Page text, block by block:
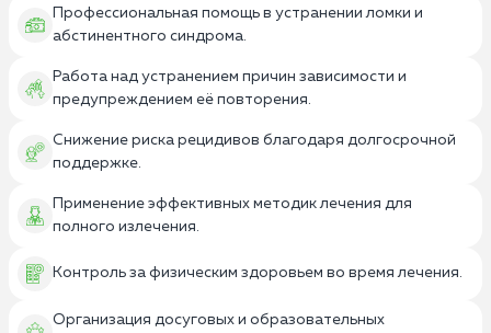
Профессиональная помощь в устранении ломки и
абстинентного синдрома.
Работа над устранением причин зависимости и
предупреждением её повторения.
Снижение риска рецидивов благодаря долгосрочной
поддержке.
Применение эффективных методик лечения для
полного излечения.
Контроль за физическим здоровьем во время лечения.
Организация досуговых и образовательных